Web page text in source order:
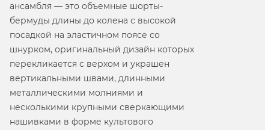
ансамбля — это объемные шорты-
бермуды длины до колена с высокой
посадкой на эластичном поясе со
шнурком, оригинальный дизайн которых
перекликается с верхом и украшен
вертикальными швами, длинными
металлическими молниями и
несколькими крупными сверкающими
нашивками в форме культового